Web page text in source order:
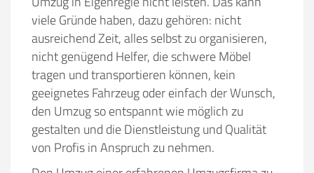
viele Gründe haben, dazu gehören: nicht
ausreichend Zeit, alles selbst zu organisieren,
nicht genügend Helfer, die schwere Möbel
tragen und transportieren können, kein
geeignetes Fahrzeug oder einfach der Wunsch,
den Umzug so entspannt wie möglich zu
gestalten und die Dienstleistung und Qualität
von Profis in Anspruch zu nehmen.